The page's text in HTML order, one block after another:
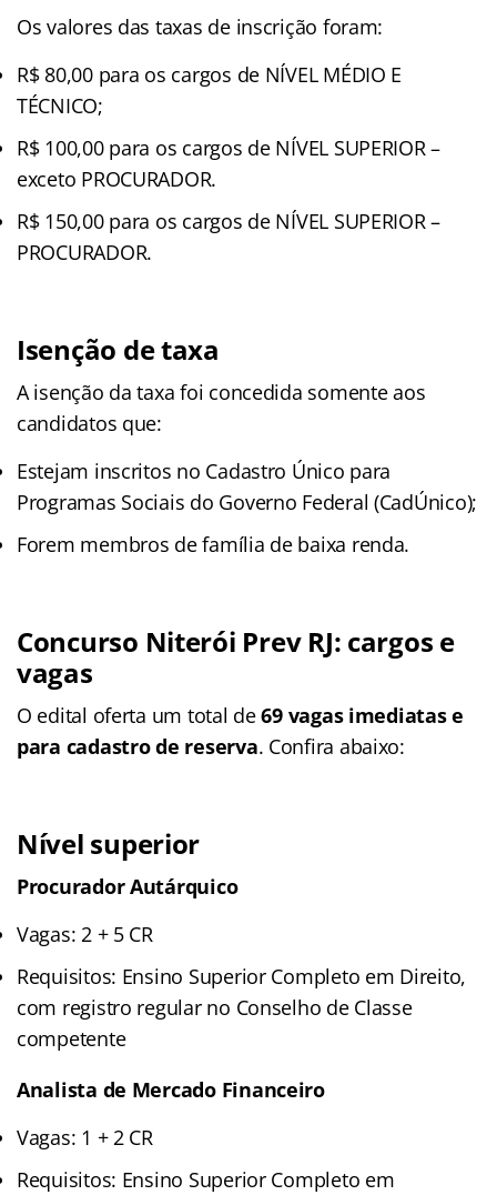
Os valores das taxas de inscrição foram:
R$ 80,00 para os cargos de NÍVEL MÉDIO E
TÉCNICO;
R$ 100,00 para os cargos de NÍVEL SUPERIOR –
exceto PROCURADOR.
R$ 150,00 para os cargos de NÍVEL SUPERIOR –
PROCURADOR.
Isenção de taxa
A isenção da taxa foi concedida somente aos
candidatos que:
Estejam inscritos no Cadastro Único para
Programas Sociais do Governo Federal (CadÚnico);
Forem membros de família de baixa renda.
Concurso Niterói Prev RJ: cargos e
vagas
O edital oferta um total de69 vagas imediatas e
para cadastro de reserva. Confira abaixo:
Nível superior
Procurador Autárquico
Vagas: 2 + 5 CR
Requisitos: Ensino Superior Completo em Direito,
com registro regular no Conselho de Classe
competente
Analista de Mercado Financeiro
Vagas: 1 + 2 CR
Requisitos: Ensino Superior Completo em